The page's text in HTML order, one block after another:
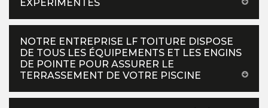
EXPÉRIMENTÉS
NOTRE ENTREPRISE LF TOITURE DISPOSE
DE TOUS LES ÉQUIPEMENTS ET LES ENGINS
DE POINTE POUR ASSURER LE
TERRASSEMENT DE VOTRE PISCINE